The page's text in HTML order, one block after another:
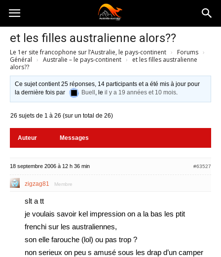
Australia-
australie.com
et les filles australienne alors??
Le 1er site francophone sur l’Australie, le pays-continent › Forums ›
Général › Australie – le pays-continent ›
et les filles australienne
alors??
Ce sujet contient 25 réponses, 14 participants et a été mis à jour pour
la dernière fois par
Buell , leil y a 19 années et 10 mois.
26 sujets de 1 à 26 (sur un total de 26)
Auteur Messages
18 septembre 2006 à 12 h 36 min #63527
zigzag81 Membre
slt a tt
je voulais savoir kel impression on a la bas les ptit
frenchi sur les australiennes,
son elle farouche (lol) ou pas trop ?
non serieux on peu s amusé sous les drap d’un camper